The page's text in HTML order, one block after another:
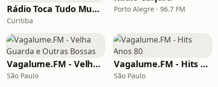
Rádio Toca Tudo Mundial
Curitiba
Porto Alegre · 96.7 FM
Vagalume.FM - Velha Guarda e Outras Bossas
São Paulo
Vagalume.FM - Hits Anos 80
São Paulo